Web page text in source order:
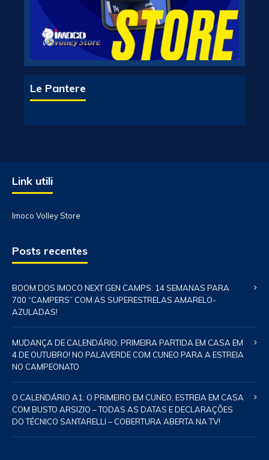
Le Pantere
Link utili
Imoco Volley Store
Posts recentes
BOOM DOS IMOCO NEXT GEN CAMPS: 14 SEMANAS PARA
700 “CAMPERS” COM AS SUPERESTRELAS AMARELO-
AZULADAS!
MUDANÇA DE CALENDÁRIO: PRIMEIRA PARTIDA EM CASA EM
4 DE OUTUBRO! NO PALAVERDE COM CUNEO PARA A ESTREIA
NO CAMPEONATO
O CALENDÁRIO A1: O PRIMEIRO EM CUNEO, ESTREIA EM CASA
COM BUSTO ARSIZIO – TODAS AS DATAS E DECLARAÇÕES
DO TÉCNICO SANTARELLI – COBERTURA ABERTA NA TV!